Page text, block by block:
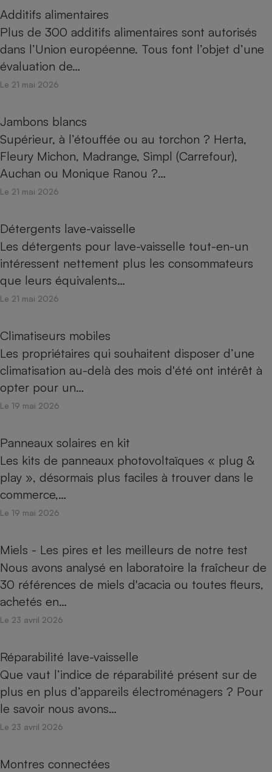
Additifs alimentaires
Plus de 300 additifs alimentaires sont autorisés
dans l’Union européenne. Tous font l’objet d’une
évaluation de…
Le 21 mai 2026
Jambons blancs
Supérieur, à l’étouffée ou au torchon ? Herta,
Fleury Michon, Madrange, Simpl (Carrefour),
Auchan ou Monique Ranou ?…
Le 21 mai 2026
Détergents lave-vaisselle
Les détergents pour lave-vaisselle tout-en-un
intéressent nettement plus les consommateurs
que leurs équivalents…
Le 21 mai 2026
Climatiseurs mobiles
Les propriétaires qui souhaitent disposer d’une
climatisation au-delà des mois d'été ont intérêt à
opter pour un…
Le 19 mai 2026
Panneaux solaires en kit
Les kits de panneaux photovoltaïques « plug &
play », désormais plus faciles à trouver dans le
commerce,…
Le 19 mai 2026
Miels - Les pires et les meilleurs de notre test
Nous avons analysé en laboratoire la fraîcheur de
30 références de miels d'acacia ou toutes fleurs,
achetés en…
Le 23 avril 2026
Réparabilité lave-vaisselle
Que vaut l’indice de réparabilité présent sur de
plus en plus d’appareils électroménagers ? Pour
le savoir nous avons…
Le 23 avril 2026
Montres connectées